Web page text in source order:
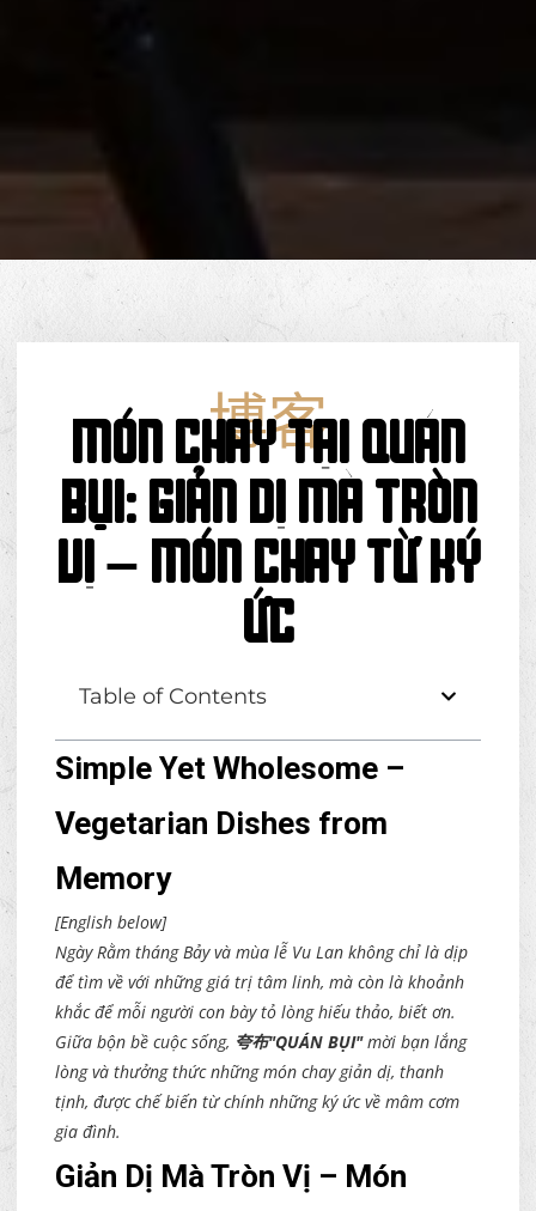
博客
Món Chay Tại Quán
Bụi: GIẢN DỊ MÀ TRÒN
VỊ – MÓN CHAY TỪ KÝ
ỨC
Table of Contents
Simple Yet Wholesome –
Vegetarian Dishes from
Memory
[English below]
Ngày Rằm tháng Bảy và mùa lễ Vu Lan không chỉ là dịp
để tìm về với những giá trị tâm linh, mà còn là khoảnh
khắc để mỗi người con bày tỏ lòng hiếu thảo, biết ơn.
Giữa bộn bề cuộc sống, 夸布"QUÁN BỤI"mời bạn lắng
lòng và thưởng thức những món chay giản dị, thanh
tịnh, được chế biến từ chính những ký ức về mâm cơm
gia đình.
Giản Dị Mà Tròn Vị – Món